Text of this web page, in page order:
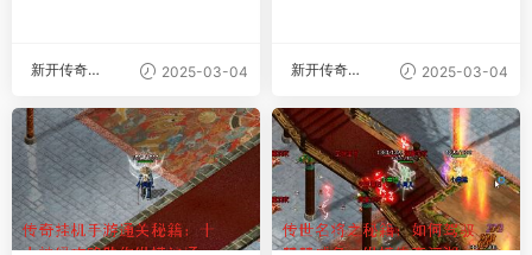
新开传奇私
2025-03-04
新开传奇私
2025-03-04